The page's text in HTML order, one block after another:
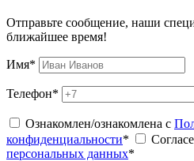
Отправьте сообщение, наши
ближайшее время!
Имя*
Телефон*
Ознакомлен/ознакомлена с
конфиденциальности*
персональных данных*